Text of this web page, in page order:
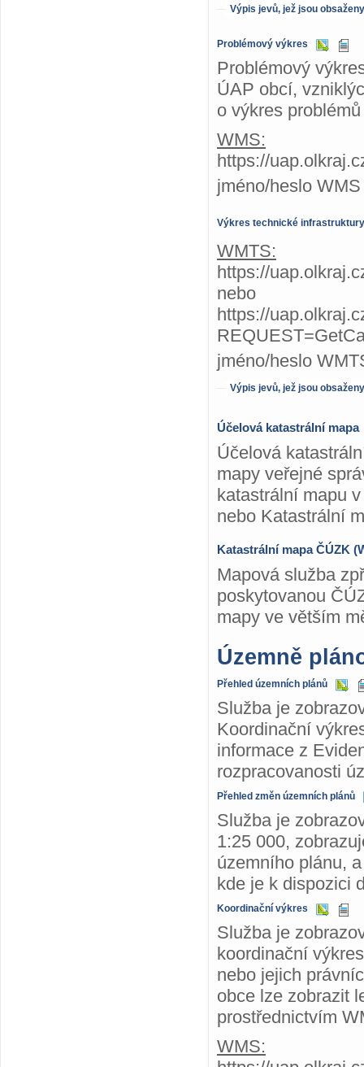
Výpis jevů, jež jsou
Problémový výkres
Problémový
ÚAP obcí,
o výkres
WMS:
https://
jméno/heslo
Výkres technické infrastruktury
WMTS:
https://
nebo
https://
jméno/heslo
Výpis jevů, jež jsou
Účelová katastrální mapa
Účelová
mapy veřejné
katastrální mapu
nebo Katastrální
Katastrální mapa ČÚZK
Mapová služba
poskytovanou
mapy ve větším
Územně
Přehled územních plánů
Služba je
Koordinační
informace z
rozpracovanosti
Přehled změn územních plánů
Služba je
1:25 000,
územního plánu,
kde je k dispozici
Koordinační výkres
Služba je
koordinační
nebo jejich
obce lze zobrazit
prostřednictvím
WMS: